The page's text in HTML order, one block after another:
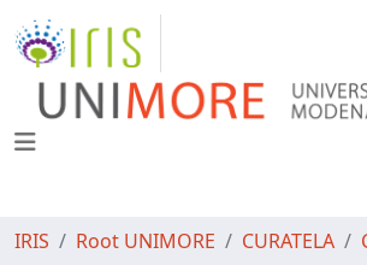
IRIS Root UNIMORE CURATELA